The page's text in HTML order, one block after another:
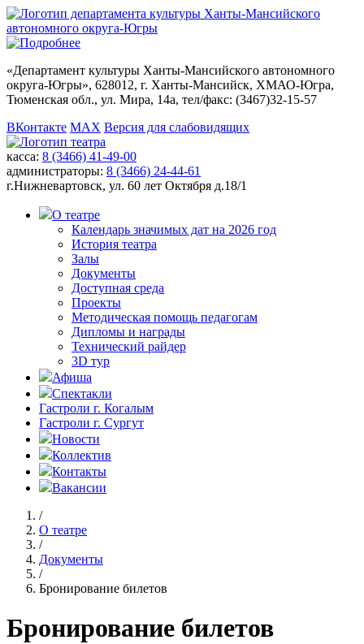
«Департамент культуры Ханты-Мансийского автономного
округа-Югры», 628012, г. Ханты-Мансийск, ХМАО-Югра,
Тюменская обл., ул. Мира, 14а, тел/факс: (3467)32-15-57
ВКонтакте MAX Версия для слабовидящих
касса: 8 (3466) 41-49-00
администраторы: 8 (3466) 24-44-61
г.Нижневартовск, ул. 60 лет Октября д.18/1
О театре
Календарь значимых дат на 2026 год
История театра
Залы
Документы
Доступная среда
Проекты
Методическая помощь педагогам
Дипломы и награды
Технический райдер
3D тур
Афиша
Спектакли
Гастроли г. Когалым
Гастроли г. Сургут
Новости
Коллектив
Контакты
Вакансии
/
О театре
/
Документы
/
Бронирование билетов
Бронирование билетов